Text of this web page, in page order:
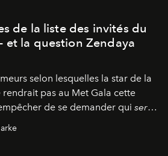
de la liste des invités du
et la question Zendaya
selon lesquelles la star de la
rendrait pas au Met Gala cette
de se demander qui sera